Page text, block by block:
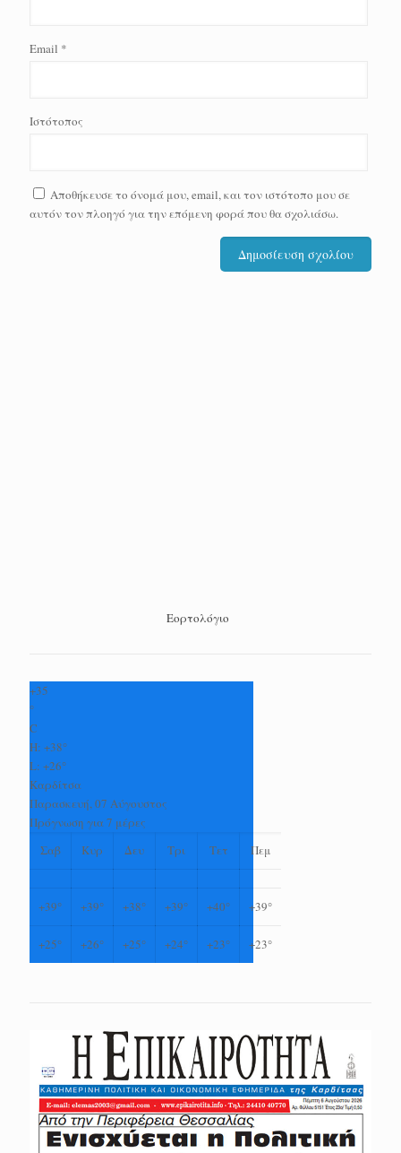
Email *
Ιστότοπος
Αποθήκευσε το όνομά μου, email, και τον ιστότοπο μου σε
αυτόν τον πλοηγό για την επόμενη φορά που θα σχολιάσω.
Εορτολόγιο
+35
°
C
H: +38°
L: +26°
Καρδίτσα
Παρασκευή, 07 Αύγουστος
Πρόγνωση για 7 μέρες
Σαβ
Κυρ Δευ Τρι Τετ Πεμ
+39° +39° +38° +39° +40° +39°
+25° +26° +25° +24° +23° +23°